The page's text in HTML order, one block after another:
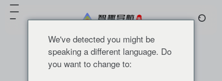
We've detected you might be
speaking a different language. Do
you want to change to: